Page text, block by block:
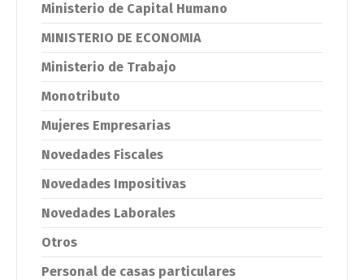
Ministerio de Capital Humano
MINISTERIO DE ECONOMIA
Ministerio de Trabajo
Monotributo
Mujeres Empresarias
Novedades Fiscales
Novedades Impositivas
Novedades Laborales
Otros
Personal de casas particulares